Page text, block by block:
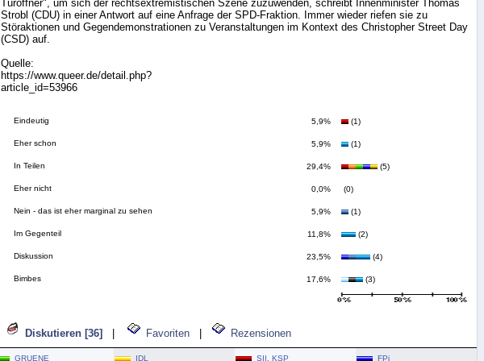
Türöffner", um sich der rechtsextremistischen Szene zuzuwenden, schreibt Innenminister Thomas
Strobl (CDU) in einer Antwort auf eine Anfrage der SPD-Fraktion. Immer wieder riefen sie zu
Störaktionen und Gegendemonstrationen zu Veranstaltungen im Kontext des Christopher Street Day
(CSD) auf.
Quelle:
https://www.queer.de/detail.php?
article_id=53966
Eindeutig 5,9% (1)
Eher schon 5,9% (1)
In Teilen 29,4% (5)
Eher nicht 0,0% (0)
Nein - das ist eher marginal zu sehen 5,9% (1)
Im Gegenteil 11,8% (2)
Diskussion 23,5% (4)
Bimbes 17,6% (3)
Diskutieren [36] Favoriten Rezensionen
GRUENE IDL SII, KSP FPi